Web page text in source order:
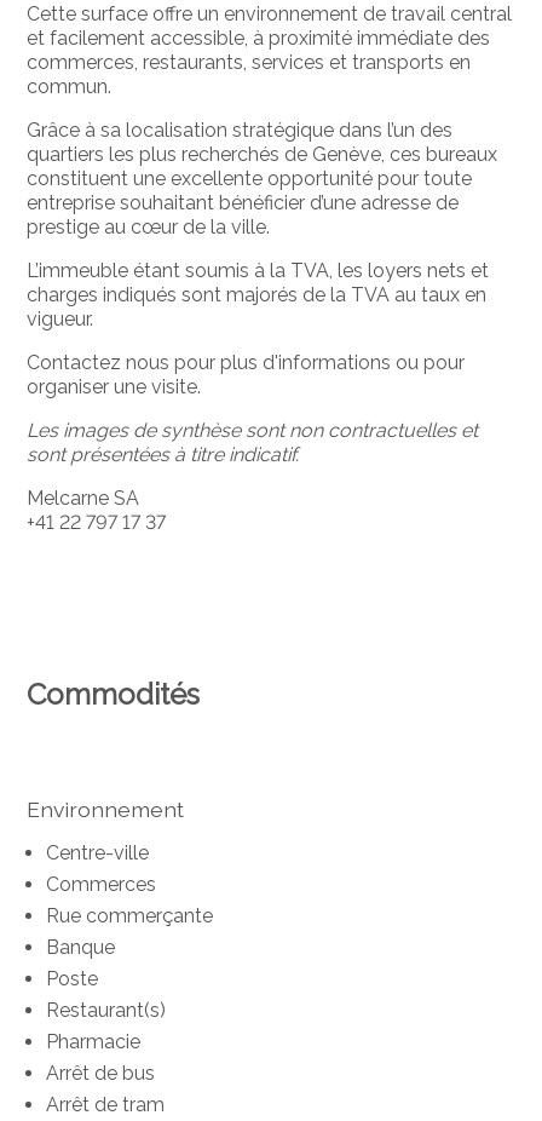
Cette surface offre un environnement de travail central
et facilement accessible, à proximité immédiate des
commerces, restaurants, services et transports en
commun.
Grâce à sa localisation stratégique dans l’un des
quartiers les plus recherchés de Genève, ces bureaux
constituent une excellente opportunité pour toute
entreprise souhaitant bénéficier d’une adresse de
prestige au cœur de la ville.
L’immeuble étant soumis à la TVA, les loyers nets et
charges indiqués sont majorés de la TVA au taux en
vigueur.
Contactez nous pour plus d'informations ou pour
organiser une visite.
Les images de synthèse sont non contractuelles et
sont présentées à titre indicatif.
Melcarne SA
+41 22 797 17 37
Commodités
Environnement
Centre-ville
Commerces
Rue commerçante
Banque
Poste
Restaurant(s)
Pharmacie
Arrêt de bus
Arrêt de tram